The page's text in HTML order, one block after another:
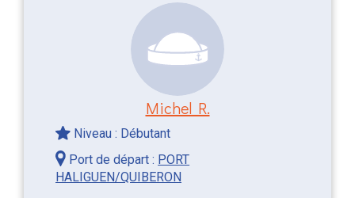
Michel R.
Niveau : Débutant
Port de départ : PORT
HALIGUEN/QUIBERON